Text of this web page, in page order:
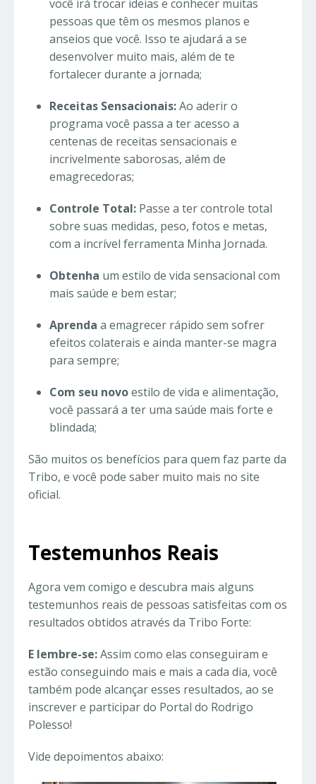
você irá trocar ideias e conhecer muitas
pessoas que têm os mesmos planos e
anseios que você. Isso te ajudará a se
desenvolver muito mais, além de te
fortalecer durante a jornada;
Receitas Sensacionais:Ao aderir o
programa você passa a ter acesso a
centenas de receitas sensacionais e
incrivelmente saborosas, além de
emagrecedoras;
Controle Total: Passe a ter controle total
sobre suas medidas, peso, fotos e metas,
com a incrível ferramenta Minha Jornada.
Obtenha um estilo de vida sensacional com
mais saúde e bem estar;
Aprenda a emagrecer rápido sem sofrer
efeitos colaterais e ainda manter-se magra
para sempre;
Com seu novoestilo de vida e alimentação,
você passará a ter uma saúde mais forte e
blindada;
São muitos os benefícios para quem faz parte da
Tribo, e você pode saber muito mais no site
oficial.
Testemunhos Reais
Agora vem comigo e descubra mais alguns
testemunhos reais de pessoas satisfeitas com os
resultados obtidos através da Tribo Forte:
E lembre-se:Assim como elas conseguiram e
estão conseguindo mais e mais a cada dia, você
também pode alcançar esses resultados, ao se
inscrever e participar do Portal do Rodrigo
Polesso!
Vide depoimentos abaixo: